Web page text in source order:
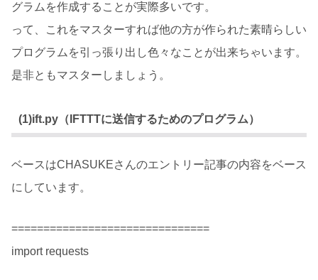
グラムを作成することが実際多いです。
って、これをマスターすれば他の方が作られた素晴らしい
プログラムを引っ張り出し色々なことが出来ちゃいます。
是非ともマスターしましょう。
(1)ift.py（IFTTTに送信するためのプログラム）
ベースはCHASUKEさんのエントリー記事の内容をベース
にしています。
===============================
import requests